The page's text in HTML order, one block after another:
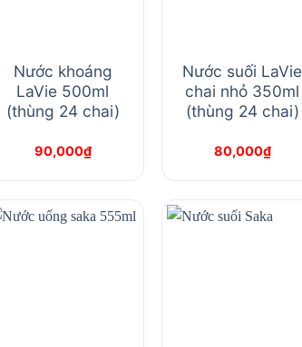
Nước khoáng
LaVie 500ml
(thùng 24 chai)
90,000₫
Nước suối LaVie
chai nhỏ 350ml
(thùng 24 chai)
80,000₫